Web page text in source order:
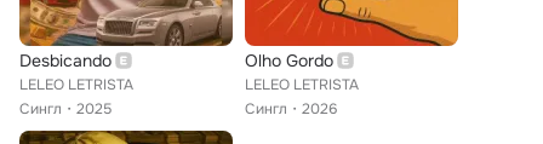
Desbicando
LELEO LETRISTA
Сингл
2025
Olho Gordo
LELEO LETRISTA
Сингл
2026